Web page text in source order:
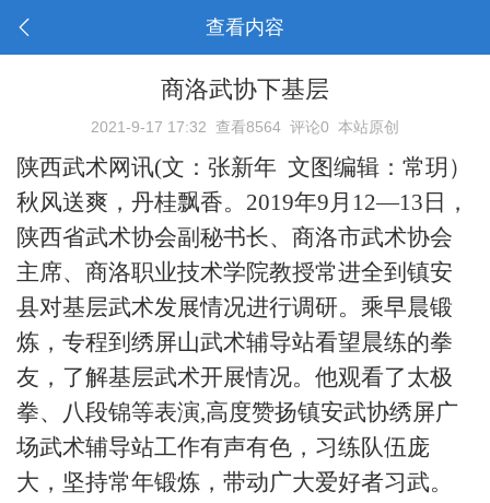
查看内容
商洛武协下基层
2021-9-17 17:32 查看8564 评论0 本站原创
陕西武术网讯(文：张新年 文图编辑：常玥）
秋风送爽，丹桂飘香。2019年9月12—13日，
陕西省武术协会副秘书长、商洛市武术协会
主席、商洛职业技术学院教授常进全到镇安
县对基层武术发展情况进行调研。 乘早晨锻
炼，专程到绣屏山武术辅导站看望晨练的拳
友，了解基层武术开展情况。他观看了太极
拳、八段锦等表演,高度赞扬镇安武协绣屏广
场武术辅导站工作有声有色，习练队伍庞
大，坚持常年锻炼，带动广大爱好者习武。